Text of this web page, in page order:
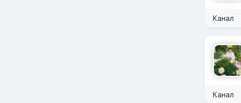
Канал
Канал